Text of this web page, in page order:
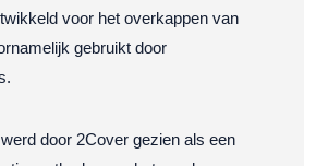
voor het overkappen van
gebruikt door
door 2Cover gezien als een